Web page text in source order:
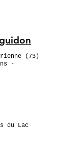
(73)
-
du Lac